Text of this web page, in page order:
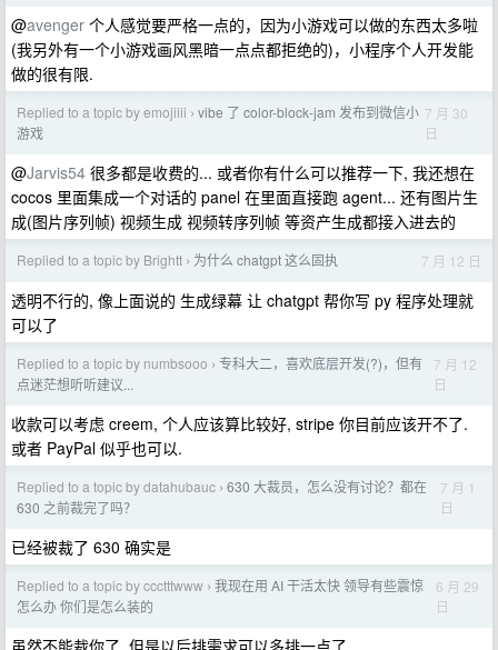
@avenger 个人感觉要严格一点的，因为小游戏可以做的东西太多啦
(我另外有一个小游戏画风黑暗一点点都拒绝的)，小程序个人开发能
做的很有限.
Replied to a topic by emojiiii › vibe 了 color-block-jam 发布到微信小
游戏
7 月 30
日
@Jarvis54 很多都是收费的... 或者你有什么可以推荐一下, 我还想在
cocos 里面集成一个对话的 panel 在里面直接跑 agent... 还有图片生
成(图片序列帧) 视频生成 视频转序列帧 等资产生成都接入进去的
Replied to a topic by Brightt › 为什么 chatgpt 这么固执 7 月 12 日
透明不行的, 像上面说的 生成绿幕 让 chatgpt 帮你写 py 程序处理就
可以了
Replied to a topic by numbsooo › 专科大二，喜欢底层开发(?)，但有
点迷茫想听听建议...
7 月 12
日
收款可以考虑 creem, 个人应该算比较好, stripe 你目前应该开不了.
或者 PayPal 似乎也可以.
Replied to a topic by datahubauc › 630 大裁员，怎么没有讨论？都在
630 之前裁完了吗？
7 月 1
日
已经被裁了 630 确实是
Replied to a topic by ccctttwww › 我现在用 AI 干活太快 领导有些震惊
怎么办 你们是怎么装的
6 月 29
日
虽然不能裁你了, 但是以后排需求可以多排一点了.